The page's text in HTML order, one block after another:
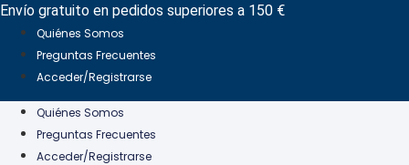
Ir
contenido
Envío gratuito en pedidos superiores a 150 €
Quiénes Somos
Preguntas Frecuentes
Acceder/Registrarse
Quiénes Somos
Preguntas Frecuentes
Acceder/Registrarse